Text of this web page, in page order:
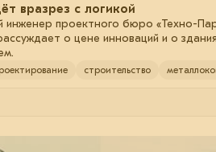
вразрез с логикой
инженер проектного бюро «Техно-
о цене инноваций и о
строительство